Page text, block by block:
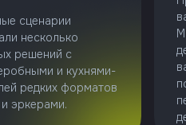
сценарии
несколько
решений с
и кухнями-
редких форматов
эркерами.